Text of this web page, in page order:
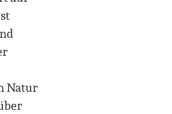
Natur